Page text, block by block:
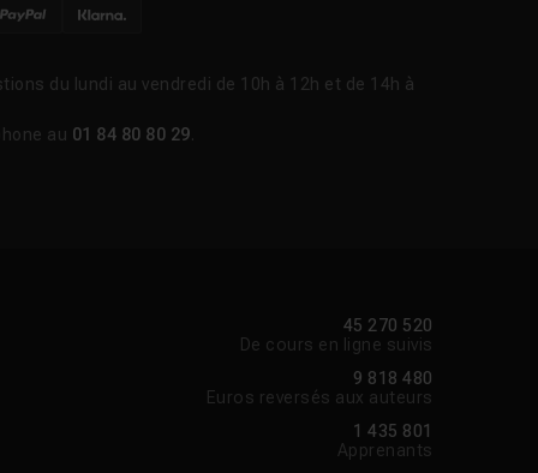
du lundi au vendredi de 10h à 12h et de 14h à
au 01 84 80 80 29.
45 270 520
De cours en ligne suivis
9 818 480
Euros reversés aux auteurs
1 435 801
Apprenants